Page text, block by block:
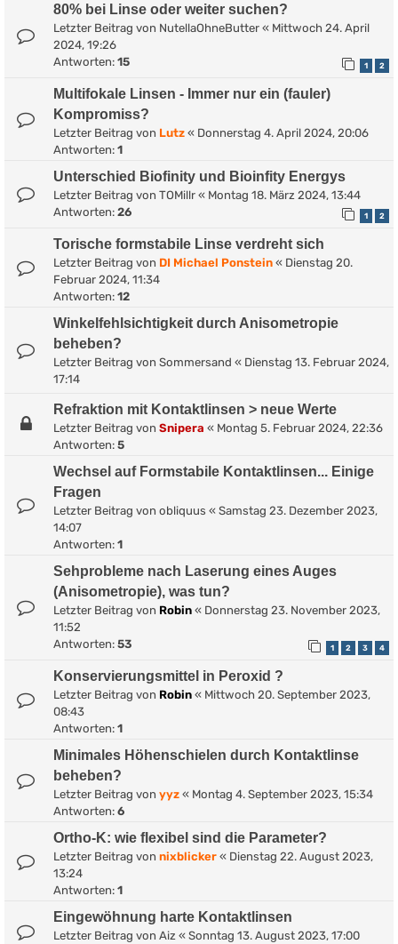
80% bei Linse oder weiter suchen?
Letzter Beitrag von NutellaOhneButter « Mittwoch 24. April
2024, 19:26
Antworten: 15 1 2
Multifokale Linsen - Immer nur ein (fauler)
Kompromiss?
Letzter Beitrag von Lutz « Donnerstag 4. April 2024, 20:06
Antworten: 1
Unterschied Biofinity und Bioinfity Energys
Letzter Beitrag von TOMillr « Montag 18. März 2024, 13:44
Antworten: 26 1 2
Torische formstabile Linse verdreht sich
Letzter Beitrag von DI Michael Ponstein « Dienstag 20.
Februar 2024, 11:34
Antworten: 12
Winkelfehlsichtigkeit durch Anisometropie
beheben?
Letzter Beitrag von Sommersand « Dienstag 13. Februar 2024,
17:14
Refraktion mit Kontaktlinsen > neue Werte
Letzter Beitrag von Snipera « Montag 5. Februar 2024, 22:36
Antworten: 5
Wechsel auf Formstabile Kontaktlinsen... Einige
Fragen
Letzter Beitrag von obliquus « Samstag 23. Dezember 2023,
14:07
Antworten: 1
Sehprobleme nach Laserung eines Auges
(Anisometropie), was tun?
Letzter Beitrag von Robin « Donnerstag 23. November 2023,
11:52
Antworten: 53 1 2 3 4
Konservierungsmittel in Peroxid ?
Letzter Beitrag von Robin « Mittwoch 20. September 2023,
08:43
Antworten: 1
Minimales Höhenschielen durch Kontaktlinse
beheben?
Letzter Beitrag von yyz « Montag 4. September 2023, 15:34
Antworten: 6
Ortho-K: wie flexibel sind die Parameter?
Letzter Beitrag von nixblicker « Dienstag 22. August 2023,
13:24
Antworten: 1
Eingewöhnung harte Kontaktlinsen
Letzter Beitrag von Aiz « Sonntag 13. August 2023, 17:00